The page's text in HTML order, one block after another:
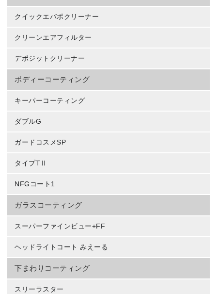
クイックエバポクリーナー
クリーンエアフィルター
デポジットクリーナー
ボディーコーティング
キーパーコーティング
ダブルG
ガードコスメSP
タイプTⅡ
NFGコート1
ガラスコーティング
スーパーファインビュー+FF
ヘッドライトコート みえーる
下まわりコーティング
スリーラスター